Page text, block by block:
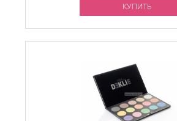
КУПИТЬ